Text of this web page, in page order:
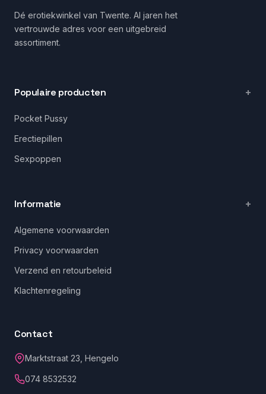
Dé erotiekwinkel van Twente. Al jaren het
vertrouwde adres voor een uitgebreid
assortiment.
Populaire producten
Pocket Pussy
Erectiepillen
Sexpoppen
Informatie
Algemene voorwaarden
Privacy voorwaarden
Verzend en retourbeleid
Klachtenregeling
Contact
Marktstraat 23, Hengelo
074 8532532